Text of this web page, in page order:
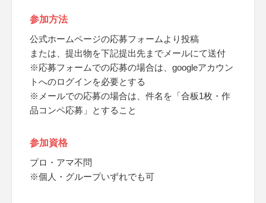
参加方法
公式ホームページの応募フォームより投稿
または、提出物を下記提出先までメールにて送付
※応募フォームでの応募の場合は、googleアカウン
トへのログインを必要とする
※メールでの応募の場合は、件名を「合板1枚・作
品コンペ応募」とすること
参加資格
プロ・アマ不問
※個人・グループいずれでも可